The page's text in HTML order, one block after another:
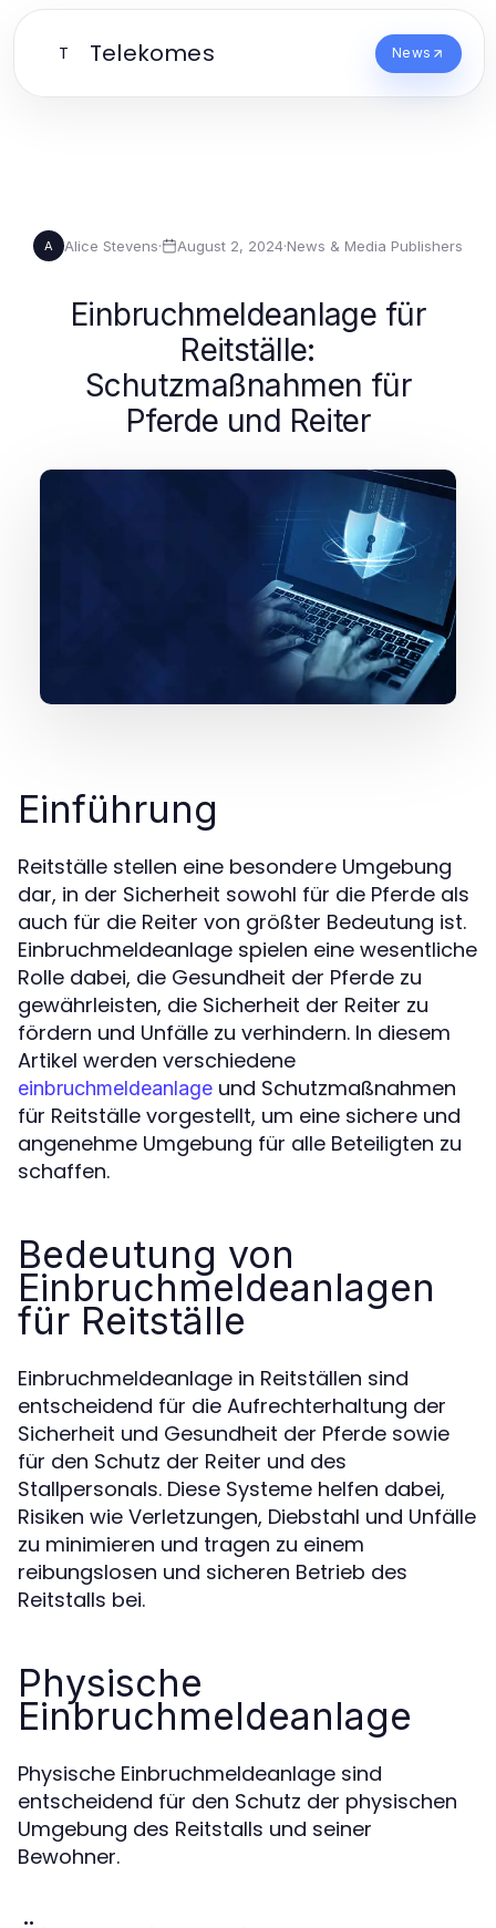
T Telekomes News
A Alice Stevens· August 2, 2024·News & Media Publishers
Einbruchmeldeanlage für
Reitställe:
Schutzmaßnahmen für
Pferde und Reiter
Einführung
Reitställe stellen eine besondere Umgebung
dar, in der Sicherheit sowohl für die Pferde als
auch für die Reiter von größter Bedeutung ist.
Einbruchmeldeanlage spielen eine wesentliche
Rolle dabei, die Gesundheit der Pferde zu
gewährleisten, die Sicherheit der Reiter zu
fördern und Unfälle zu verhindern. In diesem
Artikel werden verschiedene
einbruchmeldeanlage und Schutzmaßnahmen
für Reitställe vorgestellt, um eine sichere und
angenehme Umgebung für alle Beteiligten zu
schaffen.
Bedeutung von
Einbruchmeldeanlagen
für Reitställe
Einbruchmeldeanlage in Reitställen sind
entscheidend für die Aufrechterhaltung der
Sicherheit und Gesundheit der Pferde sowie
für den Schutz der Reiter und des
Stallpersonals. Diese Systeme helfen dabei,
Risiken wie Verletzungen, Diebstahl und Unfälle
zu minimieren und tragen zu einem
reibungslosen und sicheren Betrieb des
Reitstalls bei.
Physische
Einbruchmeldeanlage
Physische Einbruchmeldeanlage sind
entscheidend für den Schutz der physischen
Umgebung des Reitstalls und seiner
Bewohner.